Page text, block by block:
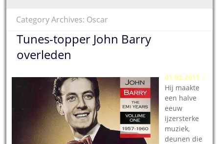
Category Archives: Oscar
Tunes-topper John Barry
overleden
01.02.2011 –
Hij maakte
een halve
eeuw
ijzersterke
muziek,
deunen die